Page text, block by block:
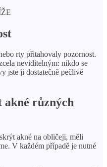
rty přitahovaly pozornost.
neviditelným: nikdo se
jste ji dostatečně pečlivě
akné různých
akné na obličeji, měli
V každém případě je nutné